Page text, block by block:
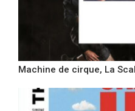
Machine de cirque, La